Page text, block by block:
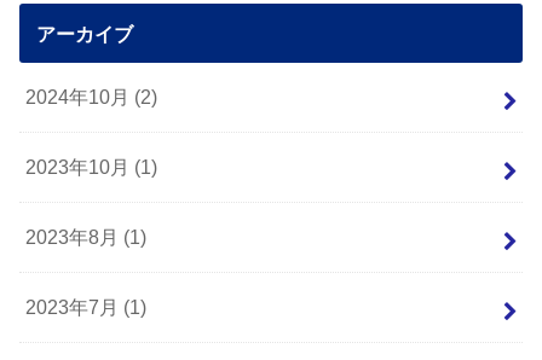
アーカイブ
2024年10月 (2)
2023年10月 (1)
2023年8月 (1)
2023年7月 (1)